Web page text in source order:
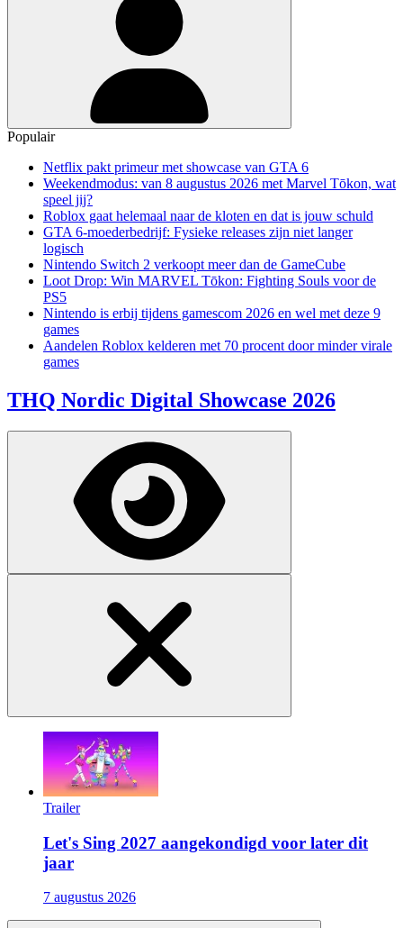
Populair
Netflix pakt primeur met showcase van GTA 6
Weekendmodus: van 8 augustus 2026 met Marvel Tōkon, wat
speel jij?
Roblox gaat helemaal naar de kloten en dat is jouw schuld
GTA 6-moederbedrijf: Fysieke releases zijn niet langer
logisch
Nintendo Switch 2 verkoopt meer dan de GameCube
Loot Drop: Win MARVEL Tōkon: Fighting Souls voor de
PS5
Nintendo is erbij tijdens gamescom 2026 en wel met deze 9
games
Aandelen Roblox kelderen met 70 procent door minder virale
games
THQ Nordic Digital Showcase 2026
Trailer
Let's Sing 2027 aangekondigd voor later dit
jaar
7 augustus 2026